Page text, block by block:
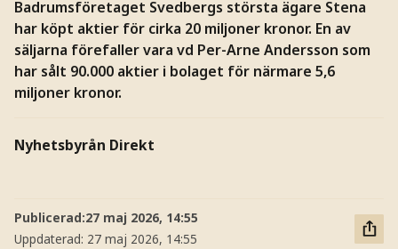
Badrumsföretaget Svedbergs största ägare Stena
har köpt aktier för cirka 20 miljoner kronor. En av
säljarna förefaller vara vd Per-Arne Andersson som
har sålt 90.000 aktier i bolaget för närmare 5,6
miljoner kronor.
Nyhetsbyrån Direkt
Publicerad:27 maj 2026, 14:55
Uppdaterad: 27 maj 2026, 14:55